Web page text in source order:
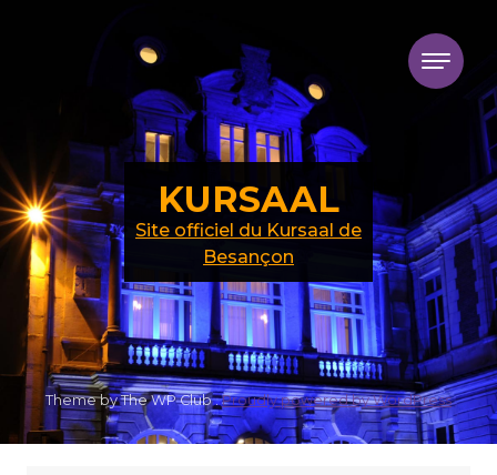
KURSAAL
Site officiel du Kursaal de
Besançon
Theme by The WP Club .Proudly powered by WordPress